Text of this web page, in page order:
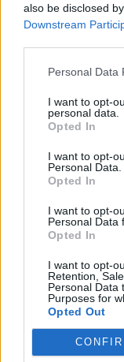
also be disclosed
Downstream
Personal Data
I want to opt-
personal data.
Opted In
I want to opt-
Personal Data.
Opted In
I want to opt-
Personal Data
Opted In
I want to opt-
Retention,
Personal Data
Purposes for
Opted Out
PNȚCD
PNCR (Terheș)
România pe
Altul
Arhiva sondajelor